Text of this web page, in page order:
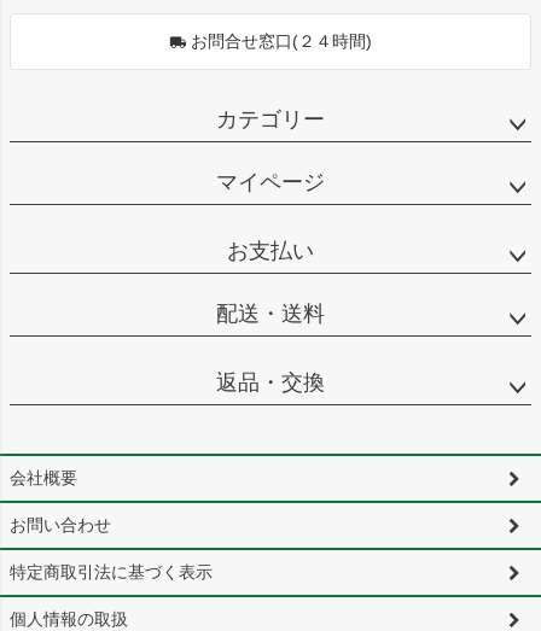
お問合せ窓口(２４時間)
カテゴリー
マイページ
お支払い
配送・送料
返品・交換
会社概要
お問い合わせ
特定商取引法に基づく表示
個人情報の取扱